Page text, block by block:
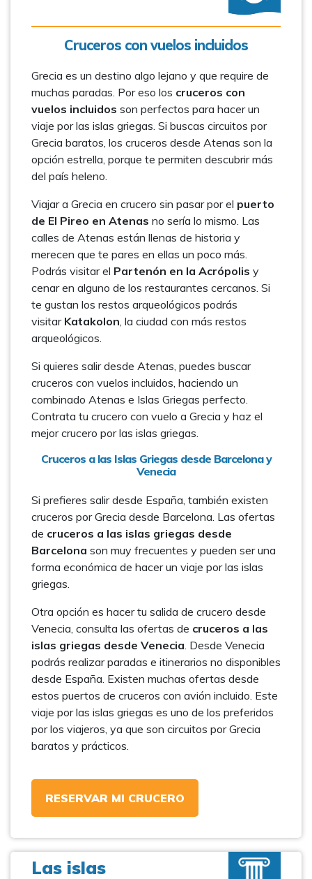
Cruceros con vuelos incluidos
Grecia es un destino algo lejano y que require de
muchas paradas. Por eso los cruceros con
vuelos incluidos son perfectos para hacer un
viaje por las islas griegas. Si buscas circuitos por
Grecia baratos, los cruceros desde Atenas son la
opción estrella, porque te permiten descubrir más
del país heleno.
Viajar a Grecia en crucero sin pasar por el puerto
de El Pireo en Atenas no sería lo mismo. Las
calles de Atenas están llenas de historia y
merecen que te pares en ellas un poco más.
Podrás visitar el Partenón en la Acrópolis y
cenar en alguno de los restaurantes cercanos. Si
te gustan los restos arqueológicos podrás
visitar Katakolon, la ciudad con más restos
arqueológicos.
Si quieres salir desde Atenas, puedes buscar
cruceros con vuelos incluidos, haciendo un
combinado Atenas e Islas Griegas perfecto.
Contrata tu crucero con vuelo a Grecia y haz el
mejor crucero por las islas griegas.
Cruceros a las Islas Griegas desde Barcelona y
Venecia
Si prefieres salir desde España, también existen
cruceros por Grecia desde Barcelona. Las ofertas
de cruceros a las islas griegas desde
Barcelona son muy frecuentes y pueden ser una
forma económica de hacer un viaje por las islas
griegas.
Otra opción es hacer tu salida de crucero desde
Venecia, consulta las ofertas de cruceros a las
islas griegas desde Venecia. Desde Venecia
podrás realizar paradas e itinerarios no disponibles
desde España. Existen muchas ofertas desde
estos puertos de cruceros con avión incluido. Este
viaje por las islas griegas es uno de los preferidos
por los viajeros, ya que son circuitos por Grecia
baratos y prácticos.
RESERVAR MI CRUCERO
Las islas